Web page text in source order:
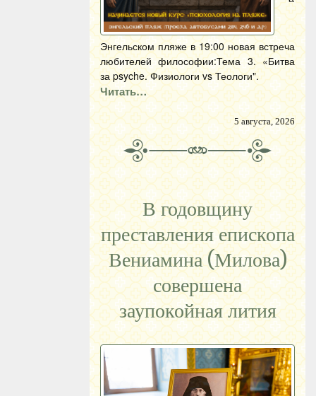
Энгельском пляже в 19:00 новая встреча
любителей философии:Тема 3. «Битва
за psyche. Физиологи vs Теологи".
Читать…
5 августа, 2026
В годовщину
преставления епископа
Вениамина (Милова)
совершена
заупокойная лития